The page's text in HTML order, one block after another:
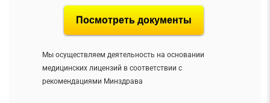
Посмотреть документы
Мы осуществляем деятельность на основании
медицинских лицензий в соответствии с
рекомендациями Минздрава